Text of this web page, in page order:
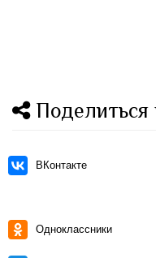
Поделиться
ВКонтакте
Одноклассники